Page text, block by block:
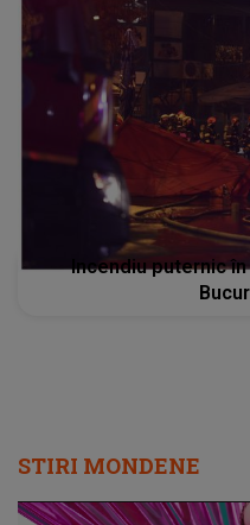
Incendiu puternic
STIRI MONDENE